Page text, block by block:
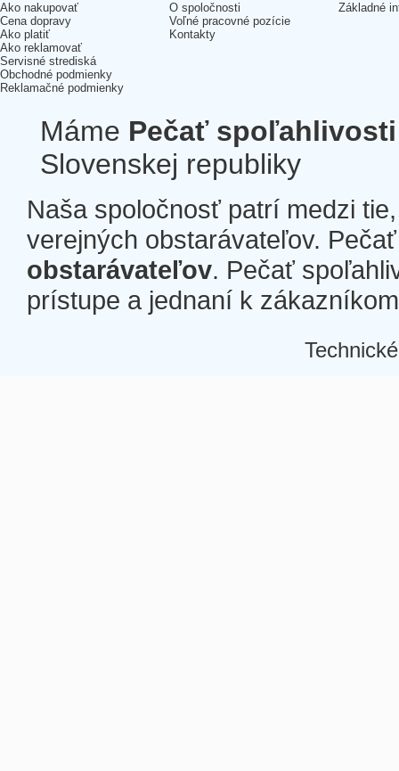
Ako nakupovať
Cena dopravy
Ako platiť
Ako reklamovať
Servisné strediská
Obchodné podmienky
Reklamačné podmienky
O spoločnosti
Voľné pracovné pozície
Kontakty
Základné
Máme Pečať spoľahlivosti
Slovenskej republiky
Naša spoločnosť patrí medzi
verejných obstarávateľov.
obstarávateľov. Pečať
prístupe a jednaní k